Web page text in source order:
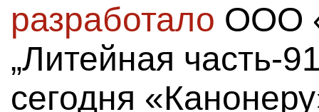
разработало ООО
„Литейная часть-
сегодня